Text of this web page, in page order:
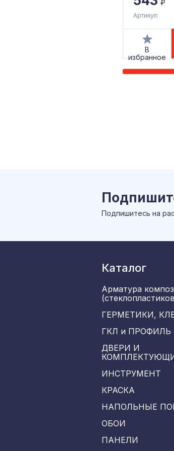
₽
Артикул:
В
избранное
Подпишитесь на
Каталог
Арматура
ГЕРМЕТИКИ,
ГКЛ и ПРОФИЛЬ
ДВЕРИ И
ИНСТРУМЕНТ
КРАСКА
НАПОЛЬНЫЕ
ОБОИ
ПАНЕЛИ